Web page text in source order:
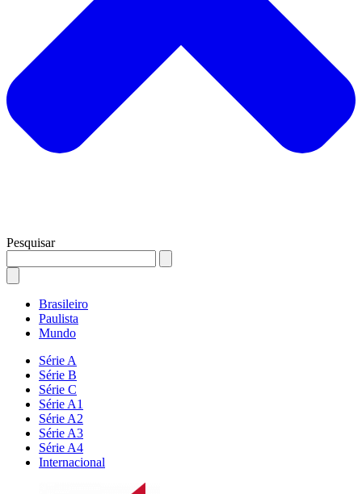
Pesquisar
Brasileiro
Paulista
Mundo
Série A
Série B
Série C
Série A1
Série A2
Série A3
Série A4
Internacional